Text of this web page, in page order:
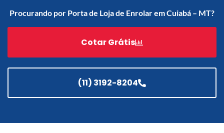
Enrolar em Teresópolis – RJ
Portão de Garagem de
Aldeia – RJ
Portão de Garagem de
Enrolar em São João de
Meriti – RJ
Portão de Garagem de
Procurando por Porta de Loja de Enrolar em Cuiabá – MT?
Cotar Grátis
(11) 3192-8204